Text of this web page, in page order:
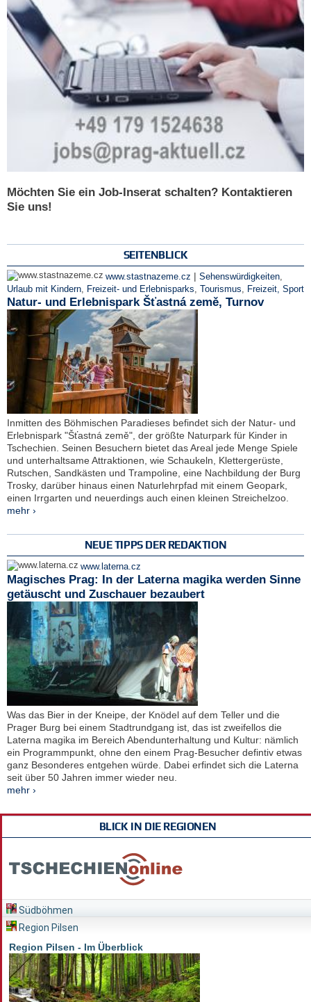
Möchten Sie ein Job-Inserat schalten? Kontaktieren
Sie uns!
SEITENBLICK
www.stastnazeme.cz | Sehenswürdigkeiten,
Urlaub mit Kindern, Freizeit- und Erlebnisparks, Tourismus, Freizeit, Sport
Natur- und Erlebnispark Šťastná země, Turnov
Inmitten des Böhmischen Paradieses befindet sich der Natur- und
Erlebnispark "Šťastná země", der größte Naturpark für Kinder in
Tschechien. Seinen Besuchern bietet das Areal jede Menge Spiele
und unterhaltsame Attraktionen, wie Schaukeln, Klettergerüste,
Rutschen, Sandkästen und Trampoline, eine Nachbildung der Burg
Trosky, darüber hinaus einen Naturlehrpfad mit einem Geopark,
einen Irrgarten und neuerdings auch einen kleinen Streichelzoo.
mehr ›
NEUE TIPPS DER REDAKTION
www.laterna.cz
Magisches Prag: In der Laterna magika werden Sinne
getäuscht und Zuschauer bezaubert
Was das Bier in der Kneipe, der Knödel auf dem Teller und die
Prager Burg bei einem Stadtrundgang ist, das ist zweifellos die
Laterna magika im Bereich Abendunterhaltung und Kultur: nämlich
ein Programmpunkt, ohne den einem Prag-Besucher defintiv etwas
ganz Besonderes entgehen würde. Dabei erfindet sich die Laterna
seit über 50 Jahren immer wieder neu.
mehr ›
BLICK IN DIE REGIONEN
Südböhmen
Region Pilsen
Region Pilsen - Im Überblick